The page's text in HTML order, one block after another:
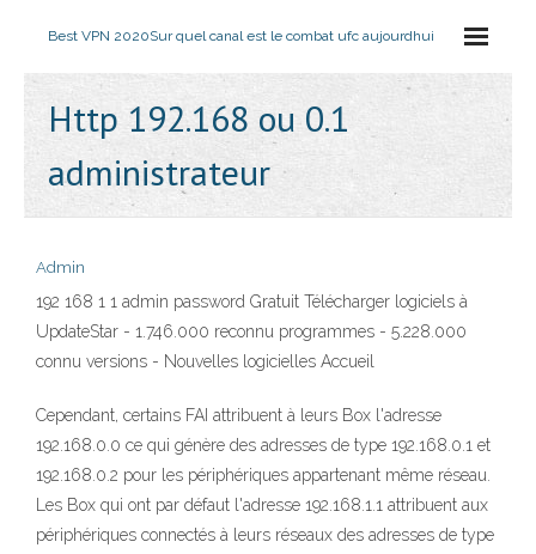
Best VPN 2020Sur quel canal est le combat ufc aujourdhui
Http 192.168 ou 0.1
administrateur
Admin
192 168 1 1 admin password Gratuit Télécharger logiciels à
UpdateStar - 1.746.000 reconnu programmes - 5.228.000
connu versions - Nouvelles logicielles Accueil
Cependant, certains FAI attribuent à leurs Box l'adresse
192.168.0.0 ce qui génère des adresses de type 192.168.0.1 et
192.168.0.2 pour les périphériques appartenant même réseau.
Les Box qui ont par défaut l'adresse 192.168.1.1 attribuent aux
périphériques connectés à leurs réseaux des adresses de type